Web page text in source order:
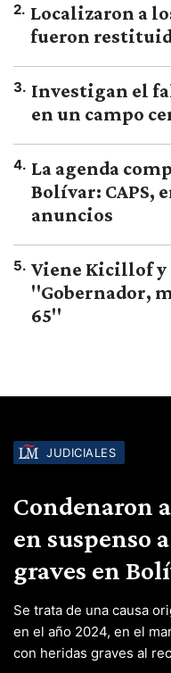
2. Localizaron a
fueron
3. Investigan el
en un campo
4. La agenda
Bolívar: CAPS,
anuncios
5. Viene Kicillof y
"Gobernador,
65"
JUDICIALES
Condenaron
en suspenso
graves en
Se trata de una causa
en el año 2024, en el
con heridas graves al